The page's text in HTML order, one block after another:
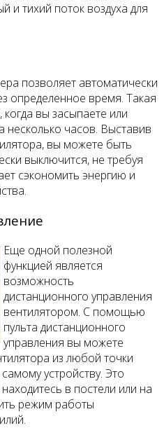
и тихий поток воздуха для
позволяет автоматически
определенное время. Такая
вы засыпаете или
несколько часов. Выставив
вы можете быть
выключится, не требуя
сэкономить энергию и
Еще одной полезной
функцией является
возможность
дистанционного управления
вентилятором. С помощью
пульта дистанционного
управления вы можете
из любой точки
устройству. Это
в постели или на
режим работы